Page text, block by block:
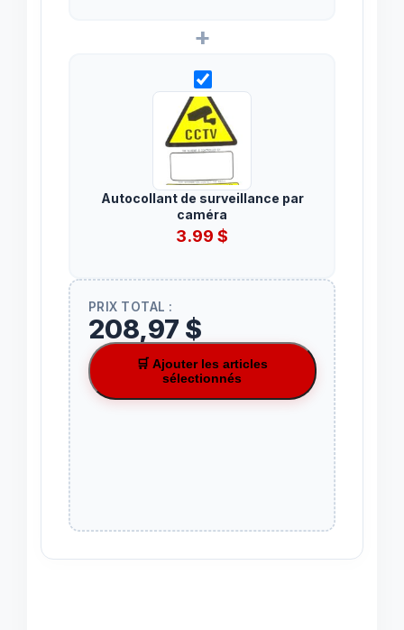
+
Autocollant de surveillance par
caméra
3.99 $
PRIX TOTAL :
208,97 $
🛒 Ajouter les articles
sélectionnés